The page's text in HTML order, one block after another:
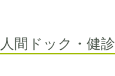
人間ドック・健診